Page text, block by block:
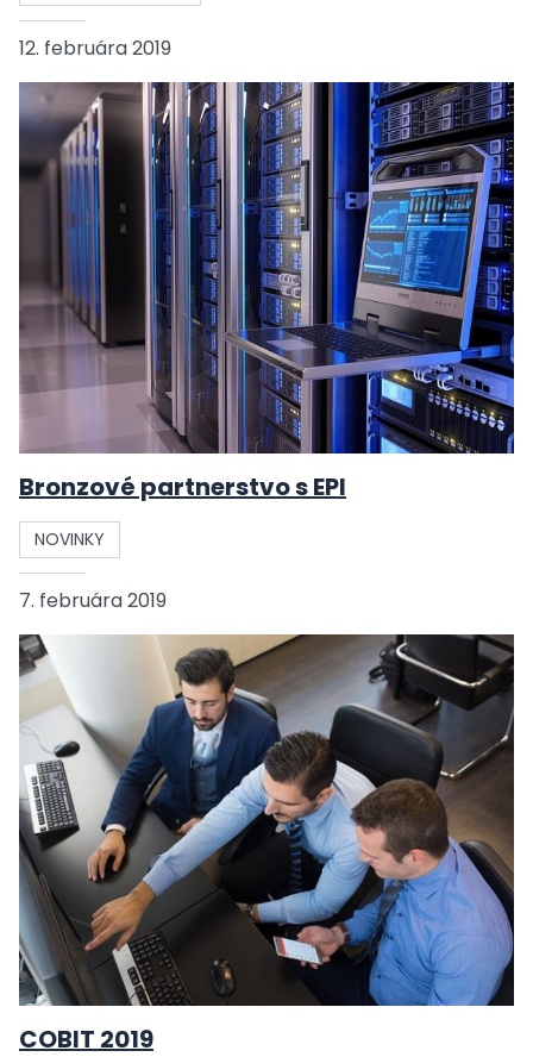
12. februára 2019
Bronzové partnerstvo s EPI
NOVINKY
7. februára 2019
COBIT 2019